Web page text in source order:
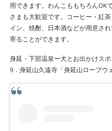
用できます。わんこももちろんOK
さまも大歓迎です。コーヒー・紅
イン、焼酎、日本酒などが用意さ
寄ることができます。
身延・下部温泉ー犬とお出かけスポ
9．身延山久遠寺「身延山ロープウ